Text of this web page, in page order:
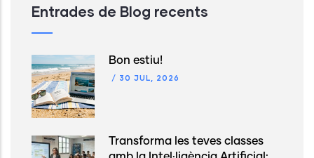
Entrades de Blog recents
Bon estiu!
/ 30 JUL, 2026
Transforma les teves classes